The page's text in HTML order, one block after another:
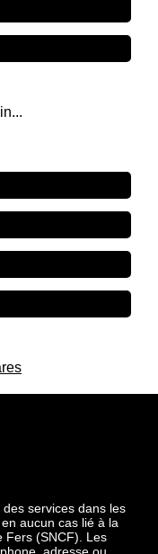
services dans les
aucun cas lié à la
Fers (SNCF). Les